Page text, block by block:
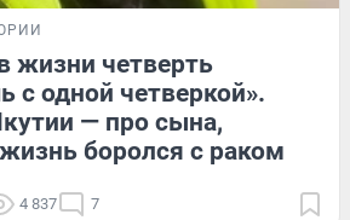
жизни четверть
с одной четверкой».
— про сына,
боролся с раком
4 837 7